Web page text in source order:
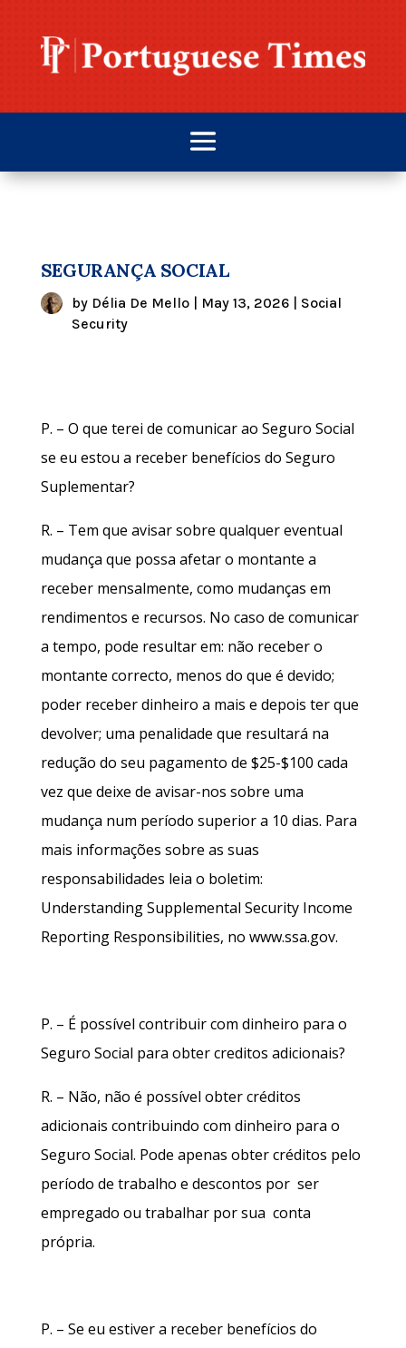
SEGURANÇA SOCIAL
by Délia De Mello| May 13, 2026| Social
Security
P. – O que terei de comunicar ao Seguro Social
se eu estou a receber benefícios do Seguro
Suplementar?
R. – Tem que avisar sobre qualquer eventual
mudança que possa afetar o montante a
receber mensalmente, como mudanças em
rendimentos e recursos. No caso de comunicar
a tempo, pode resultar em: não receber o
montante correcto, menos do que é devido;
poder receber dinheiro a mais e depois ter que
devolver; uma penalidade que resultará na
redução do seu pagamento de $25-$100 cada
vez que deixe de avisar-nos sobre uma
mudança num período superior a 10 dias. Para
mais informações sobre as suas
responsabilidades leia o boletim:
Understanding Supplemental Security Income
Reporting Responsibilities, no www.ssa.gov.
P. – É possível contribuir com dinheiro para o
Seguro Social para obter creditos adicionais?
R. – Não, não é possível obter créditos
adicionais contribuindo com dinheiro para o
Seguro Social. Pode apenas obter créditos pelo
período de trabalho e descontos por ser
empregado ou trabalhar por sua conta
própria.
P. – Se eu estiver a receber benefícios do